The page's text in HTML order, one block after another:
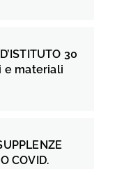
30
e materiali
COVID.